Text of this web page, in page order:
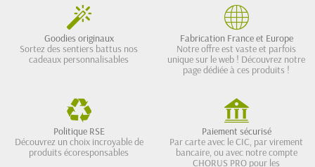
Goodies originaux
Sortez des sentiers battus nos
cadeaux personnalisables
Fabrication France et Europe
Notre offre est vaste et parfois
unique sur le web ! Découvrez notre
page dédiée à ces produits !
Politique RSE
Découvrez un choix incroyable de
produits écoresponsables
Paiement sécurisé
Par carte avec le CIC, par virement
bancaire, ou avec notre compte
CHORUS PRO pour les